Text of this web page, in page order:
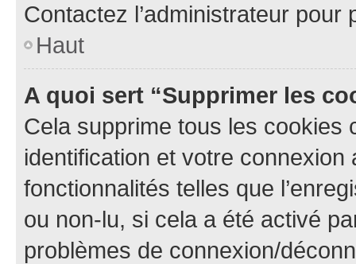
Contactez l’administrateur
Haut
A quoi sert “Supprimer les
Cela supprime tous les cookies
identification et votre
fonctionnalités telles que
ou non-lu, si cela a été activé
problèmes de connexion/